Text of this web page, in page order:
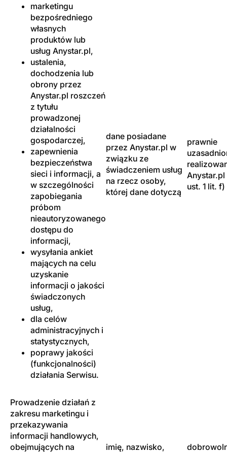
marketingu
bezpośredniego
własnych
produktów lub
usług Anystar.pl,
ustalenia,
dochodzenia lub
obrony przez
Anystar.pl roszczeń
z tytułu
prowadzonej
działalności
gospodarczej,
zapewnienia
bezpieczeństwa
sieci i informacji, a
w szczególności
zapobiegania
próbom
nieautoryzowanego
dostępu do
informacji,
wysyłania ankiet
mających na celu
uzyskanie
informacji o jakości
świadczonych
usług,
dla celów
administracyjnych i
statystycznych,
poprawy jakości
(funkcjonalności)
działania Serwisu.
dane posiadane
przez Anystar.pl w
związku ze
świadczeniem usług
na rzecz osoby,
której dane dotyczą
prawnie
Anystar.pl
ust. 1 lit. f)
Prowadzenie działań z
zakresu marketingu i
przekazywania
informacji handlowych,
obejmujących na
imię, nazwisko,